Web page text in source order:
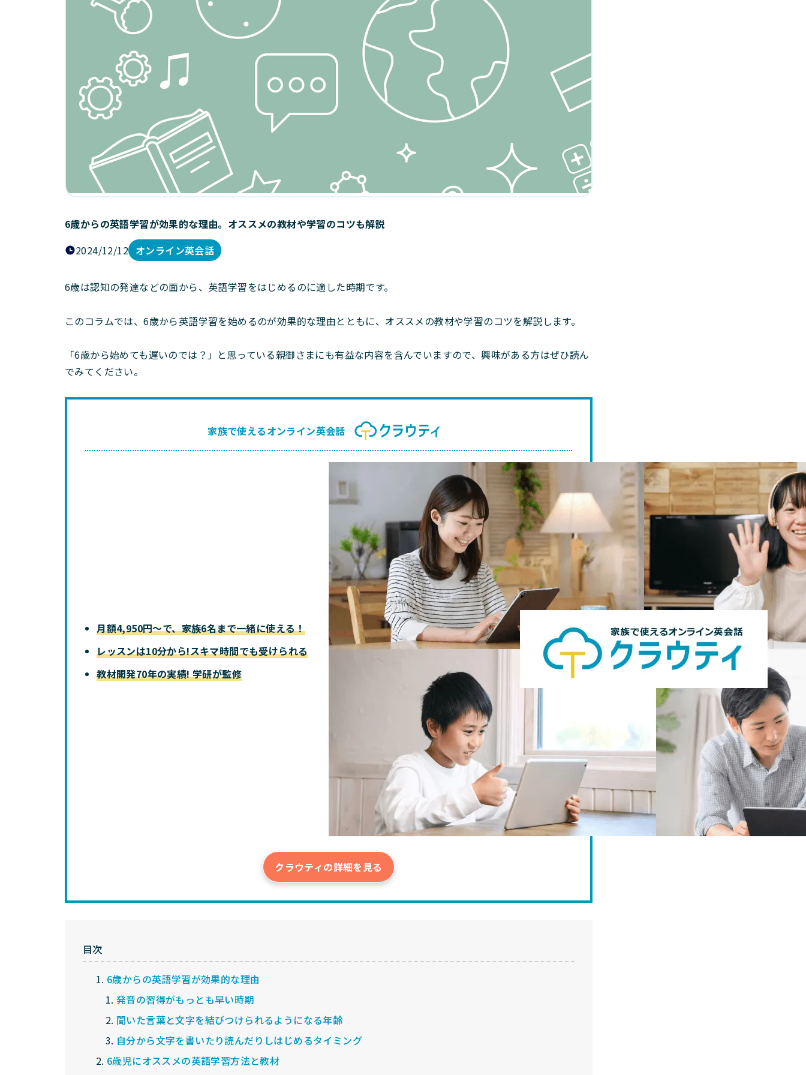
6歳からの英語学習が効果的な理由。オススメの教材や学習のコツも解説
2024/12/12 オンライン英会話
6歳は認知の発達などの面から、英語学習をはじめるのに適した時期です。
このコラムでは、6歳から英語学習を始めるのが効果的な理由とともに、オススメの教材や学習のコツを解説します。
「6歳から始めても遅いのでは？」と思っている親御さまにも有益な内容を含んでいますので、興味がある方はぜひ読ん
でみてください。
家族で使えるオンライン英会話
月額4,950円〜で、家族6名まで一緒に使える！
レッスンは10分から!スキマ時間でも受けられる
教材開発70年の実績! 学研が監修
クラウティの詳細を見る
目次
6歳からの英語学習が効果的な理由
発音の習得がもっとも早い時期
聞いた言葉と文字を結びつけられるようになる年齢
自分から文字を書いたり読んだりしはじめるタイミング
6歳児にオススメの英語学習方法と教材